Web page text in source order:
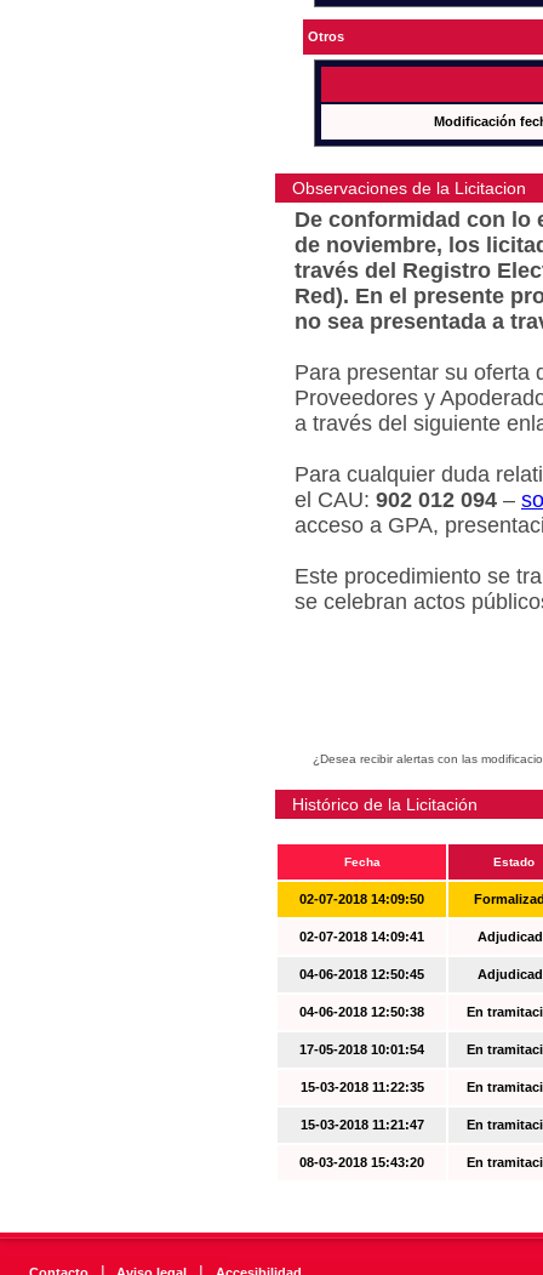
Otros
Modificación
Observaciones de la Licitacion
De conformidad con lo
de noviembre, los
través del Registro
Red). En el presente
no sea presentada a
Para presentar su oferta
Proveedores y
a través del siguiente
Para cualquier duda
el CAU: 902 012 094 –
acceso a GPA,
Este procedimiento se
se celebran actos
¿Desea recibir alertas con las
Histórico de la Licitación
Fecha Estado
02-07-2018 14:09:50
02-07-2018 14:09:41
04-06-2018 12:50:45
04-06-2018 12:50:38 En
17-05-2018 10:01:54 En
15-03-2018 11:22:35 En
15-03-2018 11:21:47 En
08-03-2018 15:43:20 En